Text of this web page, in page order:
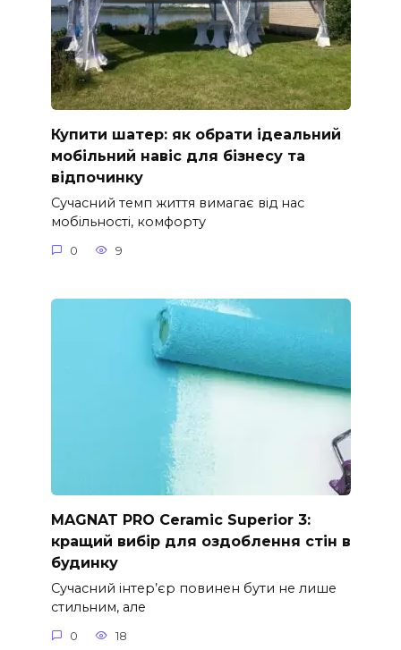
Купити шатер: як обрати ідеальний
мобільний навіс для бізнесу та
відпочинку
Сучасний темп життя вимагає від нас
мобільності, комфорту
0 9
MAGNAT PRO Ceramic Superior 3:
кращий вибір для оздоблення стін в
будинку
Сучасний інтер’єр повинен бути не лише
стильним, але
0 18